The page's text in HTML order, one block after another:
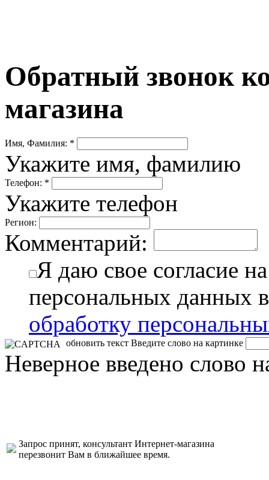
Обратный звонок
магазина
Имя, Фамилия: *
Укажите имя, фамилию
Телефон: *
Укажите телефон
Регион:
Комментарий:
Я даю свое согласие
персональных данных
обработку
обновить текст Введите слово на картинке
Неверное введено слово
Запрос принят, консультант Интернет-магазина
перезвонит Вам в ближайшее время.